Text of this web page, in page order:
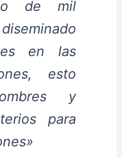
de mil
en las
esto
y
para